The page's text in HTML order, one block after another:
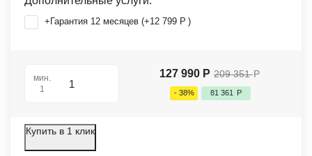
+Гарантия 12 месяцев (+12 799 Р )
мин.
1
127 990 Р 209 351 Р
- 38% 81 361 Р
Купить в 1 клик